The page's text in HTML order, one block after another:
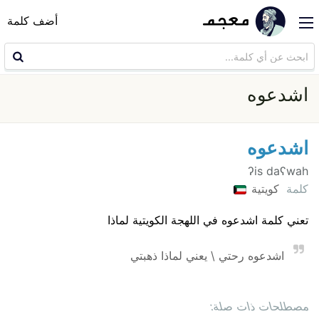
أضف كلمة
اشدعوه
اشدعوه
ʔis daʕwah
كلمة كويتية
تعني كلمة اشدعوه في اللهجة الكويتية لماذا
اشدعوه رحتي \ يعني لماذا ذهبتي
مصطلحات ذات صلة: